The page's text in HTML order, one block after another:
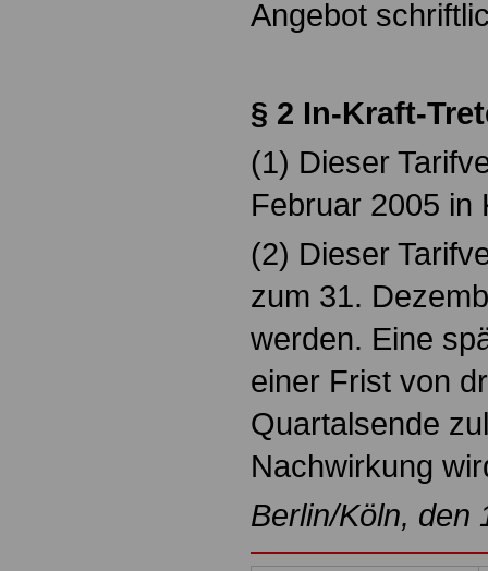
Angebot
§ 2 In-Kraft-
(1) Dieser
Februar 2005 in
(2) Dieser
zum 31.
werden. Eine
einer Frist von
Quartalsende
Nachwirkung
Berlin/Köln, den